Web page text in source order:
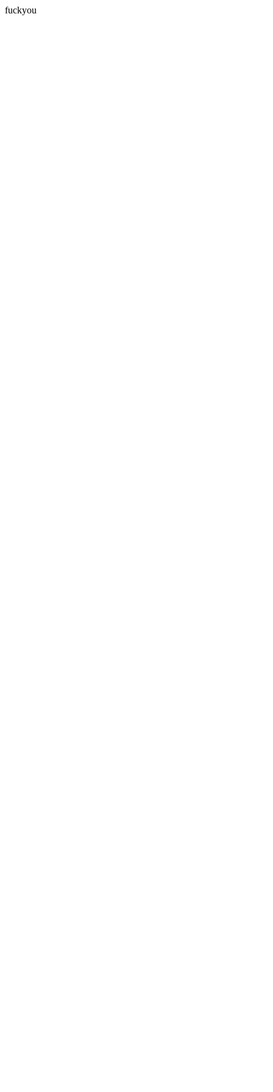
fuckyou